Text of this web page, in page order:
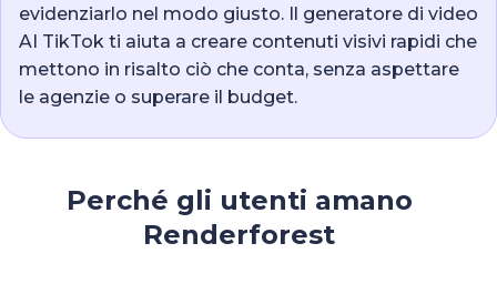
evidenziarlo nel modo giusto. Il generatore di video
AI TikTok ti aiuta a creare contenuti visivi rapidi che
mettono in risalto ciò che conta, senza aspettare
le agenzie o superare il budget.
Perché gli utenti amano
Renderforest